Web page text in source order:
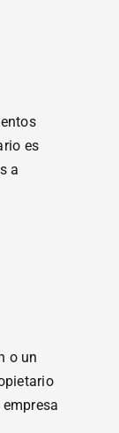
es
a
o un